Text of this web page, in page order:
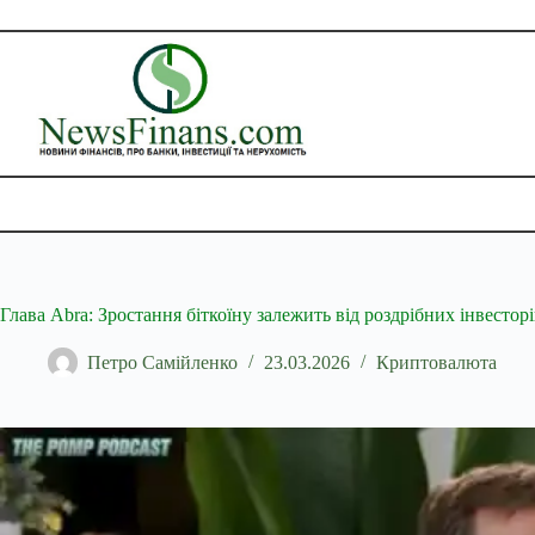
до
Глава Abra: Зростання біткоїну залежить від роздрібних
Петро Самійленко 23.03.2026 Криптовалюта